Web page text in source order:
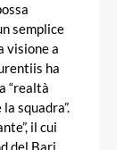
semplice
visione a
ha
“realtà
squadra”.
il cui
del Bari